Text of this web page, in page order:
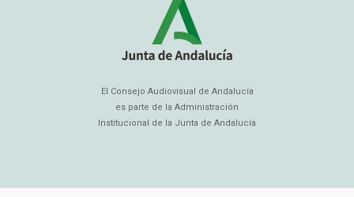
El Consejo Audiovisual de Andalucía
es parte de la Administración
Institucional de la Junta de Andalucía